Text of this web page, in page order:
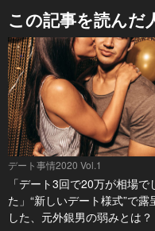
この記事を読んだ
デート事情2020 Vol.1
「デート3回で20万が相場で
た」“新しいデート様式”で露
した、元外銀男の弱みとは？